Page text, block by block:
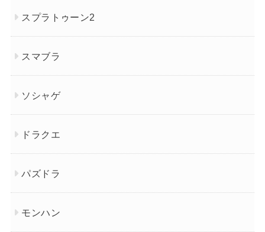
スプラトゥーン2
スマブラ
ソシャゲ
ドラクエ
パズドラ
モンハン